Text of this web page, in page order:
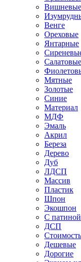
Вишневые
Венге
Ореховые
Янтарные
Салатовые
Мятные
Золотые
Синие
Материал
МДФ
Эмаль
Акрил
Береза
Дерево
Дуб
ЛДСП
Массив
Пластик
Шпон
Экошпон
С патиной
ДСП
Стоимость
Дешевые
Дорогие